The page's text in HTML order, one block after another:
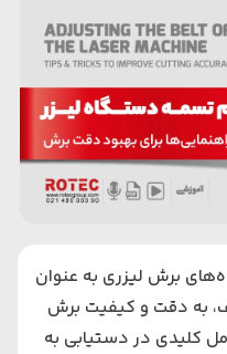
برش لیزری به عنوان
به دقت و کیفیت برش
کلیدی در دستیابی به